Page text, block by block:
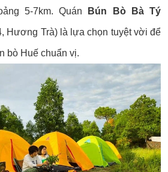
5-7km. Quán Bún Bò Bà Tý
Hương Trà) là lựa chọn tuyệt vời để
bò Huế chuẩn vị.